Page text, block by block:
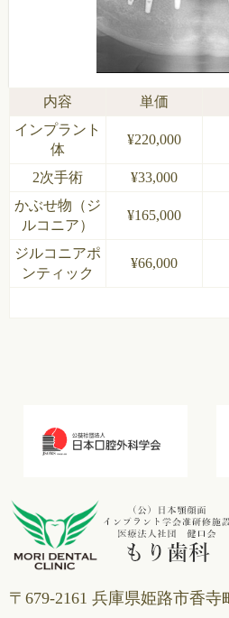
内容 単価
インプラント
体
¥220,000
2次手術 ¥33,000
かぶせ物（ジ
ルコニア）
¥165,000
ジルコニアポ
ンティック
¥66,000
〒679-2161 兵庫県姫路市⾹寺